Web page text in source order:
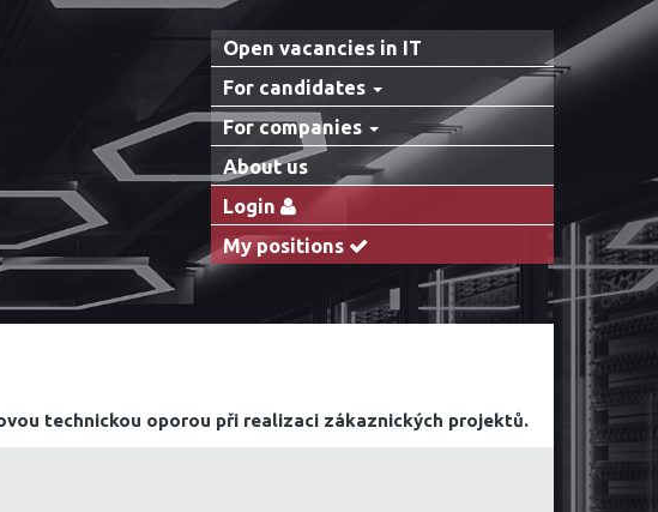
Open vacancies in IT
For candidates
For companies
About us
Login
My positions
technickou oporou při realizaci zákaznických projektů.